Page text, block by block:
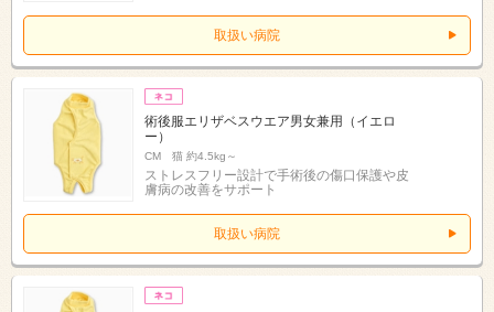
取扱い病院
術後服エリザベスウエア男女兼用（イエロ
ー）
CM 猫 約4.5kg～
ストレスフリー設計で手術後の傷口保護や皮
膚病の改善をサポート
取扱い病院